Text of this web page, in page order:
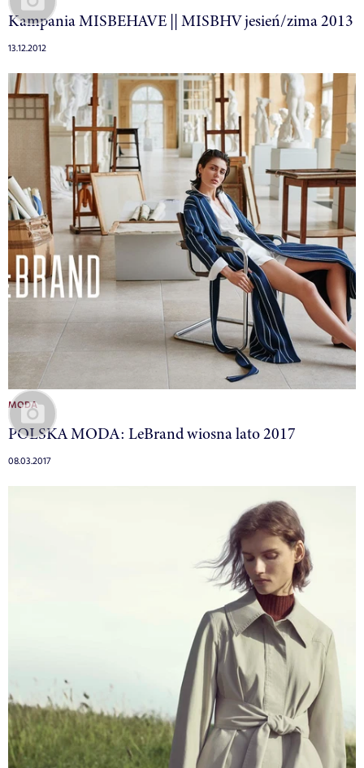
Kampania MISBEHAVE || MISBHV jesień/zima 2013
13.12.2012
MODA
POLSKA MODA: LeBrand wiosna lato 2017
08.03.2017